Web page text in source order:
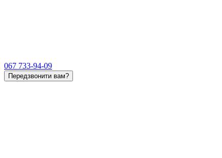
067 733-94-09
Передзвонити вам?